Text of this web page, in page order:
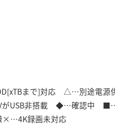
まで]対応 △…別途電源供
がUSB非搭載 ◆…確認中
×…4K録画未対応